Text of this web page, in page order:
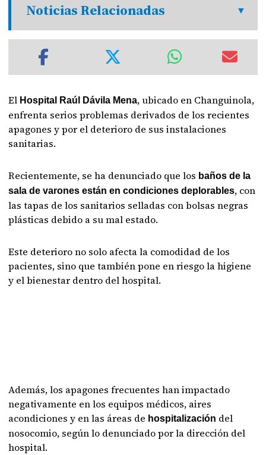
Noticias Relacionadas
El Hospital Raúl Dávila Mena, ubicado en Changuinola,
enfrenta serios problemas derivados de los recientes
apagones y por el deterioro de sus instalaciones
sanitarias.
Recientemente, se ha denunciado que los baños de la
sala de varones están en condiciones deplorables, con
las tapas de los sanitarios selladas con bolsas negras
plásticas debido a su mal estado.
Este deterioro no solo afecta la comodidad de los
pacientes, sino que también pone en riesgo la higiene
y el bienestar dentro del hospital.
Además, los apagones frecuentes han impactado
negativamente en los equipos médicos, aires
acondiciones y en las áreas de hospitalización del
nosocomio, según lo denunciado por la dirección del
hospital.